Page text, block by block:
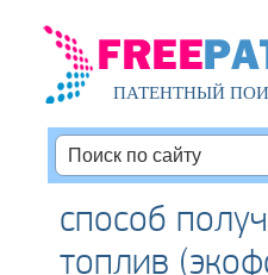
ПАТЕНТНЫЙ
способ
топлив